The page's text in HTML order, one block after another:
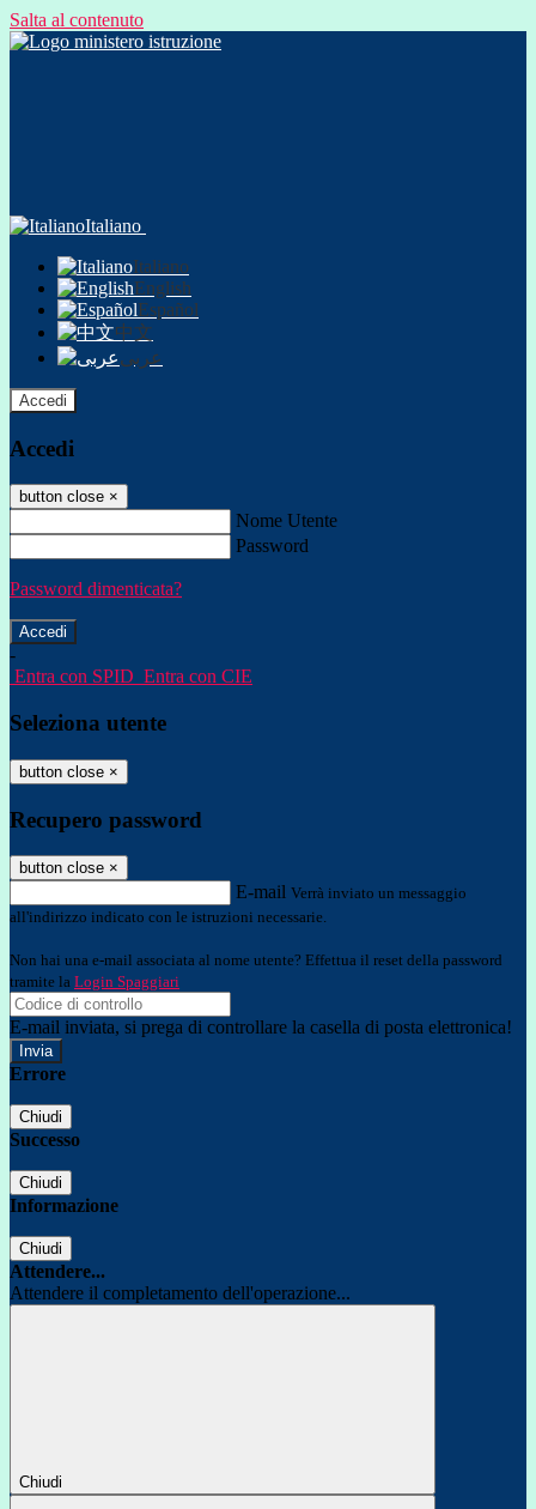
Salta al contenuto
Italiano
Italiano
English
Español
中文
عربى
Accedi
Accedi
button close ×
Nome Utente
Password
Password dimenticata?
-
Entra con SPID Entra con CIE
Seleziona utente
button close ×
Recupero password
button close ×
E-mail Verrà inviato un messaggio
all'indirizzo indicato con le istruzioni necessarie.
Non hai una e-mail associata al nome utente? Effettua il reset della password
tramite la Login Spaggiari
E-mail inviata, si prega di controllare la casella di posta elettronica!
Errore
Chiudi
Successo
Chiudi
Informazione
Chiudi
Attendere...
Attendere il completamento dell'operazione...
Chiudi